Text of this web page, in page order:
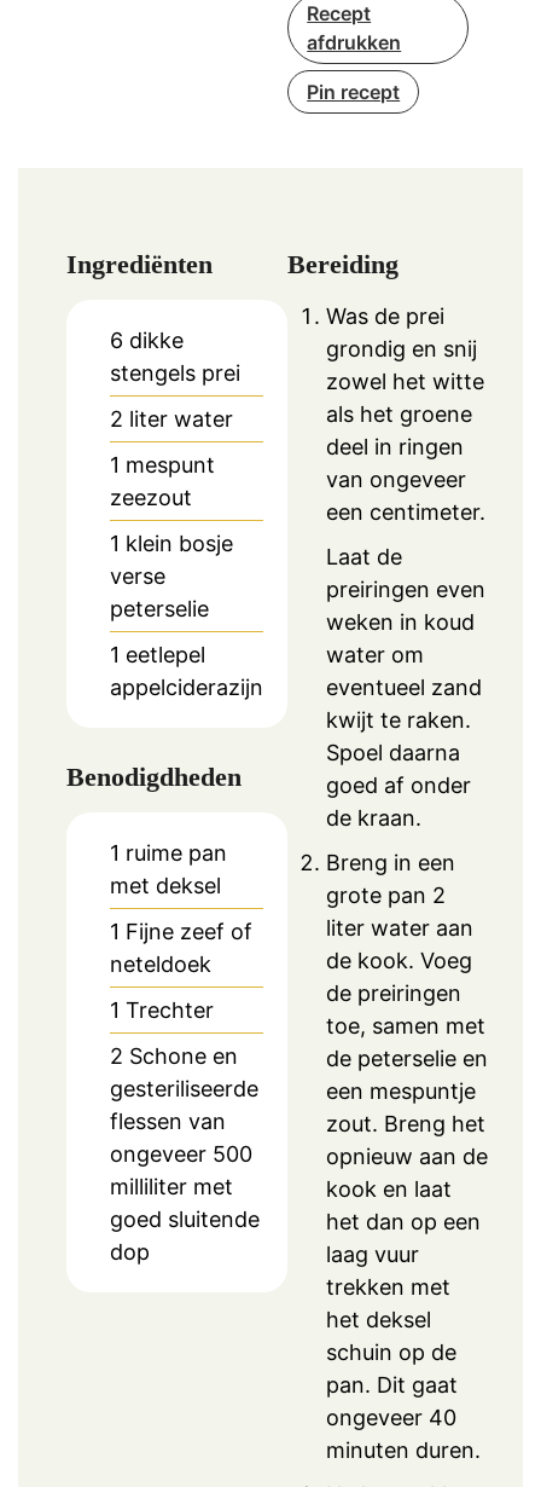
Recept
afdrukken
Pin recept
Ingrediënten
6 dikke
stengels prei
2 liter water
1 mespunt
zeezout
1 klein bosje
verse
peterselie
1 eetlepel
appelciderazijn
Benodigdheden
1 ruime pan
met deksel
1 Fijne zeef of
neteldoek
1 Trechter
2 Schone en
gesteriliseerde
flessen van
ongeveer 500
milliliter met
goed sluitende
dop
Bereiding
Was de prei
grondig en snij
zowel het witte
als het groene
deel in ringen
van ongeveer
een centimeter.
Laat de
preiringen even
weken in koud
water om
eventueel zand
kwijt te raken.
Spoel daarna
goed af onder
de kraan.
Breng in een
grote pan 2
liter water aan
de kook. Voeg
de preiringen
toe, samen met
de peterselie en
een mespuntje
zout. Breng het
opnieuw aan de
kook en laat
het dan op een
laag vuur
trekken met
het deksel
schuin op de
pan. Dit gaat
ongeveer 40
minuten duren.